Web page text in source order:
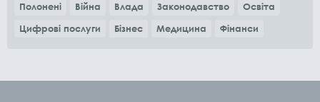
Полонені
Війна Влада Законодавство
Освіта
Цифрові послуги
Бізнес Медицина Фінанси